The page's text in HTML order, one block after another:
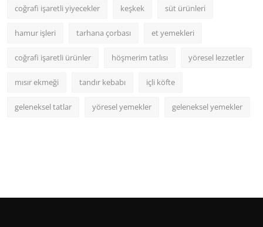
coğrafi işaretli yiyecekler keşkek süt ürünleri
hamur işleri tarhana çorbası et yemekleri
coğrafi işaretli ürünler höşmerim tatlısı yöresel lezzetler
mısır ekmeği tandır kebabı içli köfte
geleneksel tatlar yöresel yemekler geleneksel yemekler